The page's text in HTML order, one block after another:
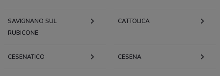
SAVIGNANO SUL
RUBICONE
CATTOLICA
CESENATICO CESENA